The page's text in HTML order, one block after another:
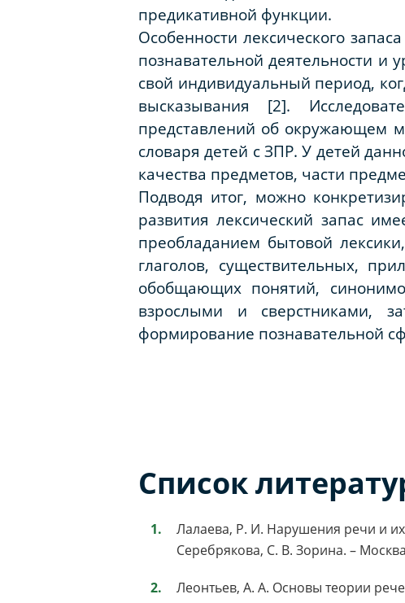
предикативной функции.
Особенности лексического
познавательной деятельности и
свой индивидуальный период,
высказывания [2].
представлений об окружающем
словаря детей с ЗПР. У детей
качества предметов, части
Подводя итог, можно
развития лексический запас
преобладанием бытовой
глаголов, существительных,
обобщающих понятий,
взрослыми и сверстниками,
формирование познавательной
Список
Лалаева, Р. И. Нарушения речи и
Серебрякова, С. В. Зорина. –
Леонтьев, А. А. Основы теории